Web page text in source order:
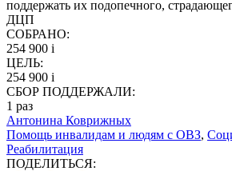
поддержать их подопечного,
ДЦП
СОБРАНО:
254 900 i
ЦЕЛЬ:
254 900 i
СБОР ПОДДЕРЖАЛИ:
1 раз
Антонина Коврижных
Помощь инвалидам и людям с ОВЗ,
Реабилитация
ПОДЕЛИТЬСЯ: